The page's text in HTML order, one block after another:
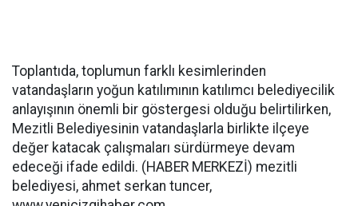
Toplantıda, toplumun farklı kesimlerinden
vatandaşların yoğun katılımının katılımcı belediyecilik
anlayışının önemli bir göstergesi olduğu belirtilirken,
Mezitli Belediyesinin vatandaşlarla birlikte ilçeye
değer katacak çalışmaları sürdürmeye devam
edeceği ifade edildi. (HABER MERKEZİ) mezitli
belediyesi, ahmet serkan tuncer,